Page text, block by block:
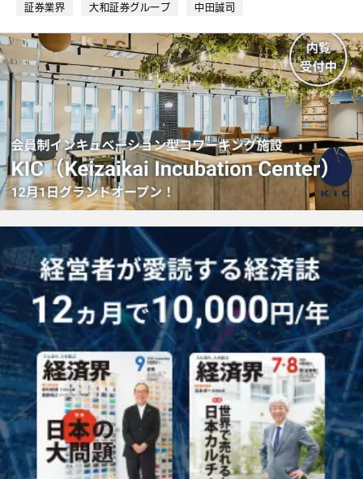
ー
ク
証券業界 大和証券グループ 中田誠司